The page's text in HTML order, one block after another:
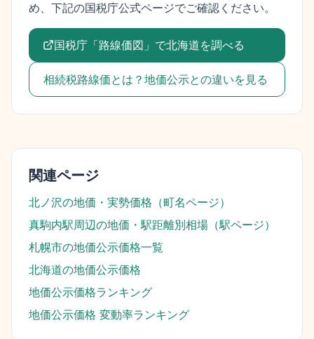
め、下記の国税庁公式ページでご確認ください。
国税庁「路線価図」で北海道を調べる
相続税路線価とは？地価公示との違いを見る
関連ページ
北ノ沢の地価・実勢価格（町名ページ）
真駒内駅周辺の地価・駅距離別相場（駅ページ）
札幌市の地価公示価格一覧
北海道の地価公示価格
地価公示価格ランキング
地価公示価格 変動率ランキング